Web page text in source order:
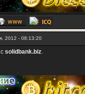
2012 - 08:13:20
solidbank.biz.